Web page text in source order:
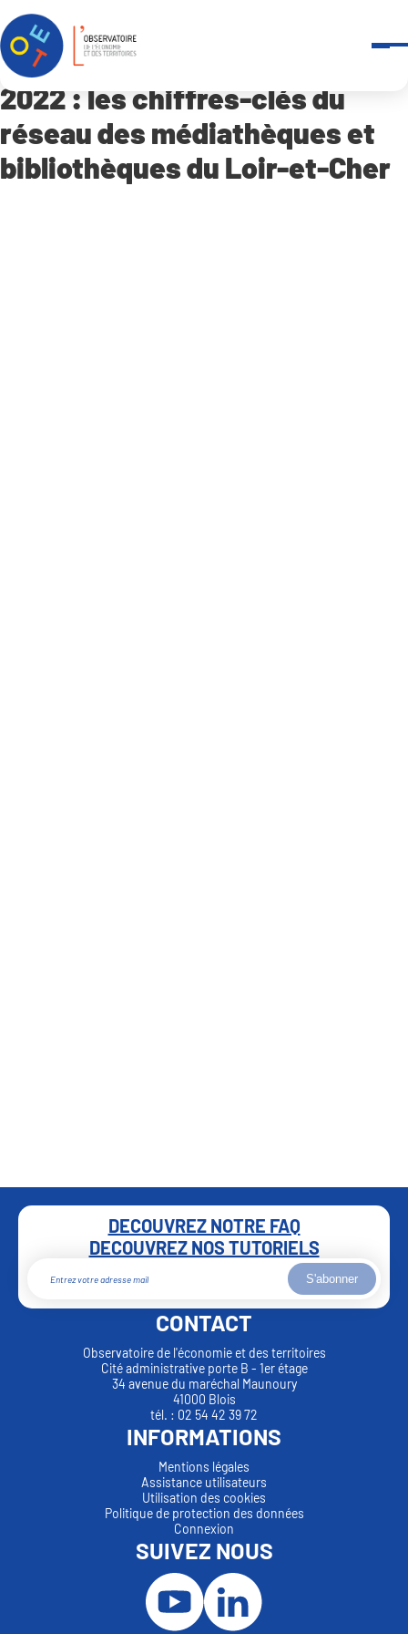
Accueil Qui sommes-nous ?
2022 : les chiffres-clés du réseau des médiathèques et
2022 : les chiffres-clés du
réseau des médiathèques et
bibliothèques du Loir-et-Cher
DECOUVREZ NOTRE FAQ
DECOUVREZ NOS TUTORIELS
S'abonner
CONTACT
Observatoire de l'économie et des territoires
Cité administrative porte B - 1er étage
34 avenue du maréchal Maunoury
41000 Blois
tél. : 02 54 42 39 72
INFORMATIONS
Mentions légales
Assistance utilisateurs
Utilisation des cookies
Politique de protection des données
Connexion
SUIVEZ NOUS